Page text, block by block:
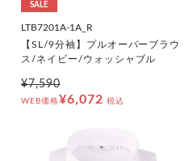
SALE
LTB7201A-1A_R
【SL/9分袖】プルオーバーブラウ
ス/ネイビー/ウォッシャブル
¥7,590
WEB価格¥6,072 税込